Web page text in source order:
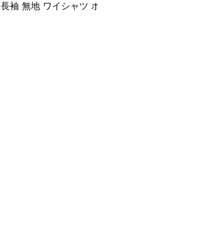
長袖 無地 ワイシャツ ボ